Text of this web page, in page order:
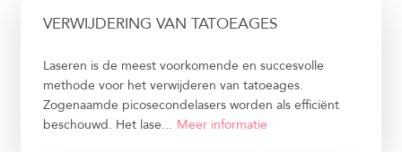
VERWIJDERING VAN TATOEAGES
Laseren is de meest voorkomende en succesvolle
methode voor het verwijderen van tatoeages.
Zogenaamde picosecondelasers worden als efficiënt
beschouwd. Het lase... Meer informatie